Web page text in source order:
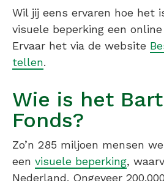
Wil jij eens ervaren hoe het
visuele beperking een
Ervaar het via de website
tellen.
Wie is het
Fonds?
Zo’n 285 miljoen mensen
een visuele beperking,
Nederland. Ongeveer